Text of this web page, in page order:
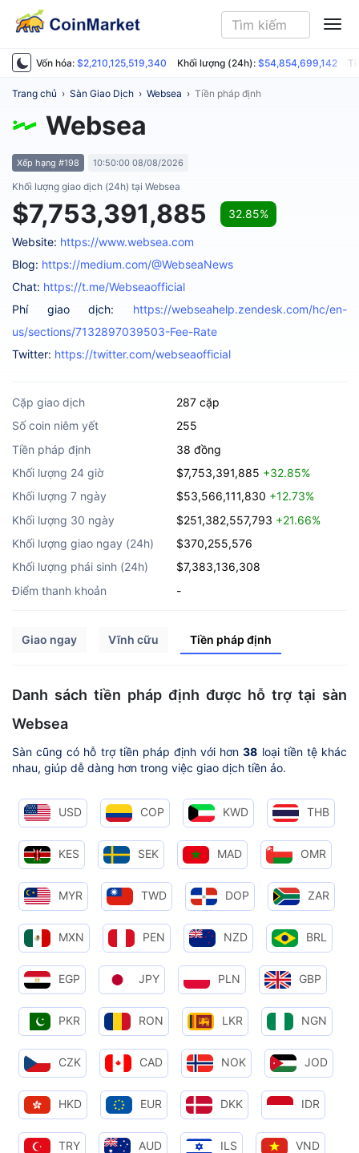
Vốn hóa: $2,210,125,519,340 Khối lượng (24h): $54,854,699,142
Trang chủ › Sàn Giao Dịch › Websea › Tiền pháp định
Websea
Xếp hạng #198 10:50:00 08/08/2026
Khối lượng giao dịch (24h) tại Websea
$7,753,391,885 32.85%
Website: https://www.websea.com
Blog: https://medium.com/@WebseaNews
Chat: https://t.me/Webseaofficial
Phí giao dịch: https://webseahelp.zendesk.com/hc/en-
us/sections/7132897039503-Fee-Rate
Twitter: https://twitter.com/webseaofficial
Cặp giao dịch
287 cặp
Số coin niêm yết
255
Tiền pháp định
38 đồng
Khối lượng 24 giờ
$7,753,391,885 +32.85%
Khối lượng 7 ngày
$53,566,111,830 +12.73%
Khối lượng 30 ngày
$251,382,557,793 +21.66%
Khối lượng giao ngay (24h)
$370,255,576
Khối lượng phái sinh (24h)
$7,383,136,308
Điểm thanh khoản
-
Giao ngay Vĩnh cữu Tiền pháp định
Danh sách tiền pháp định được hỗ trợ tại sàn
Websea
Sàn cũng có hỗ trợ tiền pháp định với hơn38 loại tiền tệ khác
nhau, giúp dễ dàng hơn trong việc giao dịch tiền ảo.
USD COP KWD THB
KES SEK MAD OMR
MYR TWD DOP ZAR
MXN PEN NZD BRL
EGP JPY PLN GBP
PKR RON LKR NGN
CZK CAD NOK JOD
HKD EUR DKK IDR
TRY AUD ILS VND